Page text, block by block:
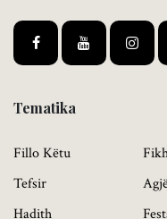
Tematika
Fillo Këtu
Tefsir
Hadith